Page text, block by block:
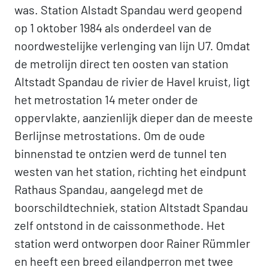
was. Station Alstadt Spandau werd geopend
op 1 oktober 1984 als onderdeel van de
noordwestelijke verlenging van lijn U7. Omdat
de metrolijn direct ten oosten van station
Altstadt Spandau de rivier de Havel kruist, ligt
het metrostation 14 meter onder de
oppervlakte, aanzienlijk dieper dan de meeste
Berlijnse metrostations. Om de oude
binnenstad te ontzien werd de tunnel ten
westen van het station, richting het eindpunt
Rathaus Spandau, aangelegd met de
boorschildtechniek, station Altstadt Spandau
zelf ontstond in de caissonmethode. Het
station werd ontworpen door Rainer Rümmler
en heeft een breed eilandperron met twee